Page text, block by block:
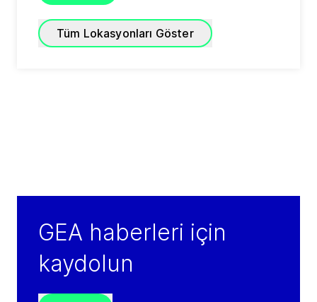
Tüm Lokasyonları Göster
Tel: +905316978942
Contact
GEA haberleri için
kaydolun